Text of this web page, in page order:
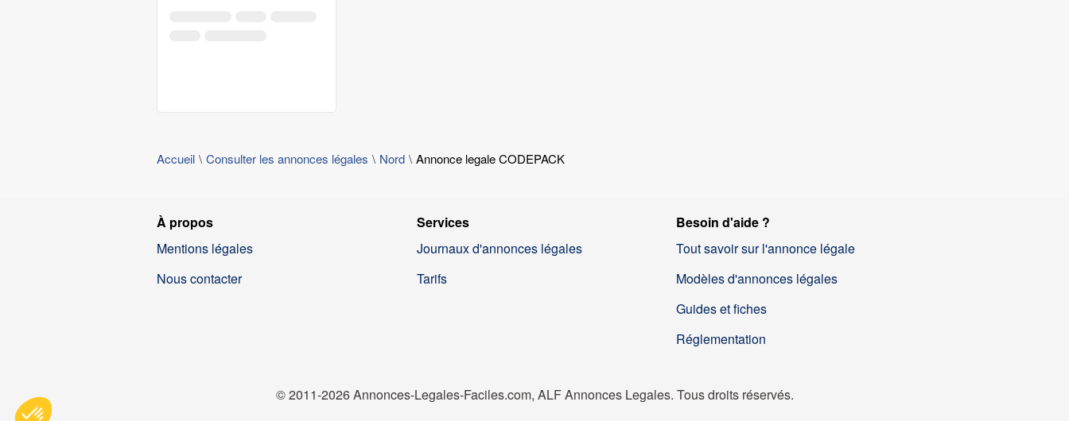
Accueil Consulter les annonces légales Nord Annonce legale CODEPACK
À propos
Mentions légales
Nous contacter
Services
Journaux d'annonces légales
Tarifs
Besoin d'aide ?
Tout savoir sur l'annonce légale
Modèles d'annonces légales
Guides et fiches
Réglementation
© 2011-2026 Annonces-Legales-Faciles.com, ALF Annonces Legales. Tous droits réservés.